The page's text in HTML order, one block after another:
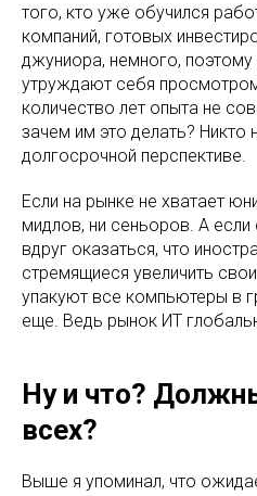
того, кто уже обучился
компаний, готовых
джуниора, немного,
утруждают себя
количество лет опыта не
зачем им это делать? Никто
долгосрочной перспективе.
Если на рынке не хватает
мидлов, ни сеньоров. А
вдруг оказаться, что
стремящиеся увеличить
упакуют все компьютеры в
еще. Ведь рынок ИТ
Ну и что?
всех?
Выше я упоминал, что